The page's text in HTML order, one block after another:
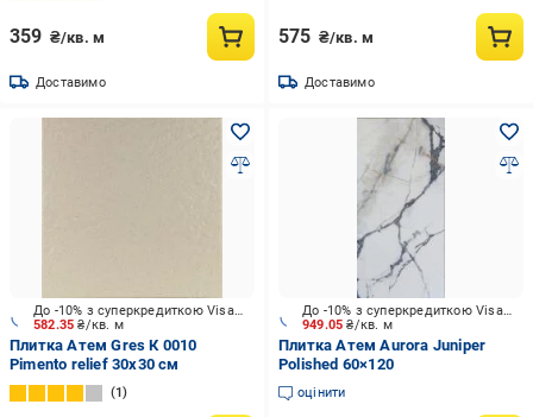
359 ₴/кв. м
Доставимо
575 ₴/кв. м
Доставимо
582.35₴/кв. м
До -10% з суперкредиткою Visa Вигода
Плитка Атем Gres К 0010
Pimento relief 30x30 см
1
949.05₴/кв. м
До -10% з суперкредиткою Visa Вигода
Плитка Атем Aurora Juniper
Polished 60×120
оцінити